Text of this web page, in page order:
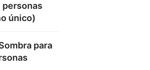
personas
único)
para